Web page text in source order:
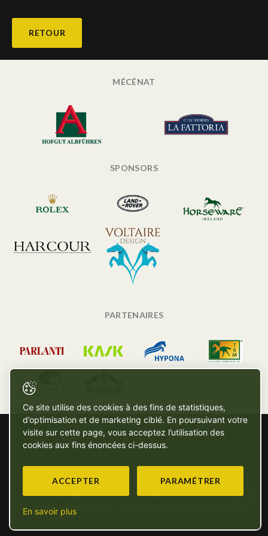
Deutsch
RETOUR
MÉCÉNAT
SPONSORS
PARTENAIRES
Copyright © SG - 2026 - Tous droits réservés
Powered by Artionet
Ce site utilise des cookies à des fins de statistiques,
d’optimisation et de marketing ciblé. En poursuivant votre
visite sur cette page, vous acceptez l’utilisation des
cookies aux fins énoncées ci-dessus.
ACCEPTER PARAMÉTRER
En savoir plus